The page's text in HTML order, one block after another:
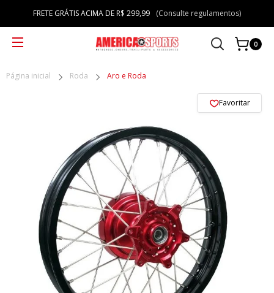
FRETE GRÁTIS ACIMA DE R$ 299,99 (Consulte regulamentos)
0
Página inicial Roda Aro e Roda
Favoritar